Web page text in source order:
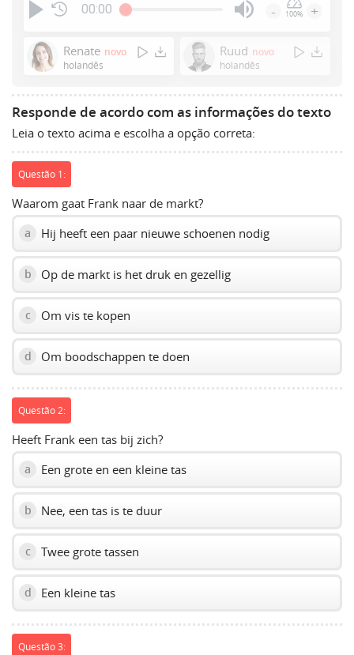
00:00
Enter
or
show
volume
- 100% +
Renate novo
holandês
Ruud novo
holandês
Responde de acordo com as informações do texto
Leia o texto acima e escolha a opção correta:
Questão 1:
Waarom gaat Frank naar de markt?
a Hij heeft een paar nieuwe schoenen nodig
b Op de markt is het druk en gezellig
c Om vis te kopen
d Om boodschappen te doen
Questão 2:
Heeft Frank een tas bij zich?
a Een grote en een kleine tas
b Nee, een tas is te duur
c Twee grote tassen
d Een kleine tas
Questão 3: